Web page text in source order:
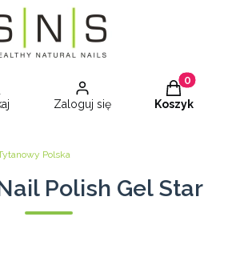
wyszukiwarkę
Zaloguj się
Produkty
Koszyk
Polska
Polish Gel Star